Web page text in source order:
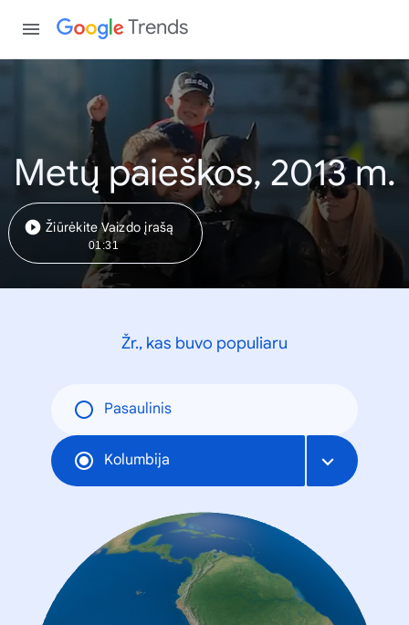
Trends
Metų paieškos, 2013 m.
Žiūrėkite Vaizdo įrašą
01:31
Žr., kas buvo populiaru
Pasaulinis
Kolumbija